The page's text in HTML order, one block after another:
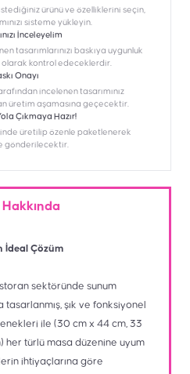
ürünü ve özelliklerini seçin,
sisteme yükleyin.
İnceleyelim
tasarımlarınızı baskıya uygunluk
olarak kontrol edeceklerdir.
Onayı
incelenen tasarımınız
üretim aşamasına geçecektir.
Çıkmaya Hazır!
üretilip özenle paketlenerek
gönderilecektir.
İdeal Çözüm
sektöründe sunum
şık ve fonksiyonel
ile (30 cm x 44 cm, 33
her türlü masa düzenine uyum
ihtiyaçlarına göre